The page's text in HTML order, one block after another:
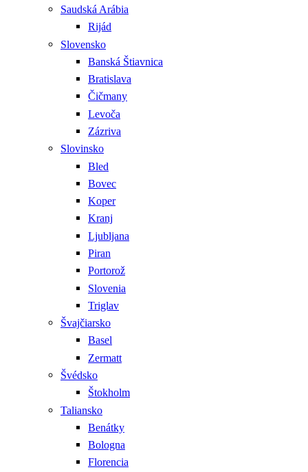
Saudská Arábia
Rijád
Slovensko
Banská Štiavnica
Bratislava
Čičmany
Levoča
Zázriva
Slovinsko
Bled
Bovec
Koper
Kranj
Ljubljana
Piran
Portorož
Slovenia
Triglav
Švajčiarsko
Basel
Zermatt
Švédsko
Štokholm
Taliansko
Benátky
Bologna
Florencia